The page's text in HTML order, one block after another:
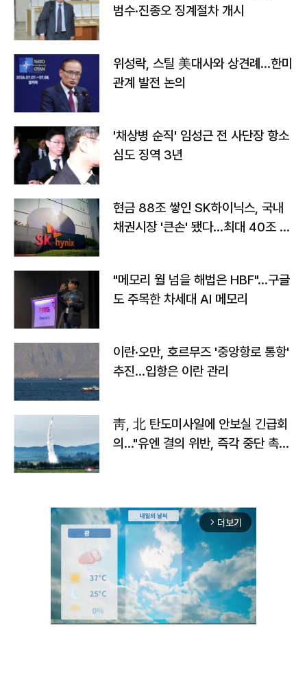
범수·진종오 징계절차 개시
위성락, 스틸 美대사와 상견례…한미
관계 발전 논의
'채상병 순직' 임성근 전 사단장 항소
심도 징역 3년
현금 88조 쌓인 SK하이닉스, 국내
채권시장 '큰손' 됐다…최대 40조 투
"메모리 월 넘을 해법은 HBF"…구글
도 주목한 차세대 AI 메모리
이란·오만, 호르무즈 '중앙항로 통항'
추진…입항은 이란 관리
靑, 北 탄도미사일에 안보실 긴급회
의…"유엔 결의 위반, 즉각 중단 촉
arrow_forward_ios 더보기